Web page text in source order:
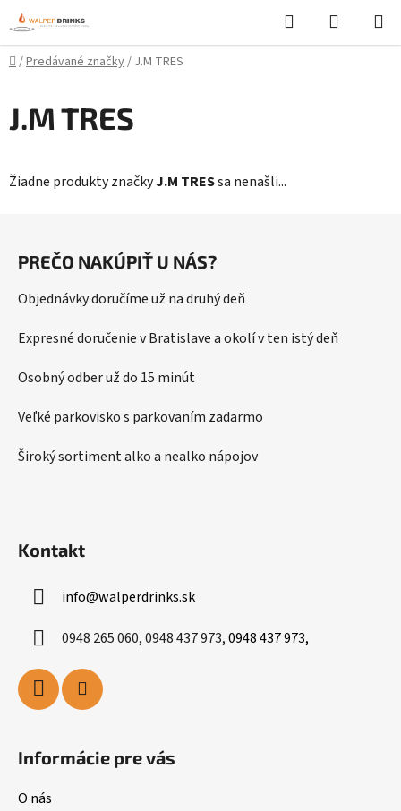
Prejsť
na
obsah
Hľadať
KOŠÍK
Domov
/Predávané značky/ J.M TRES
J.M TRES
Žiadne produkty značkyJ.M TRESsa nenašli...
PREČO NAKÚPIŤ U NÁS?
Objednávky doručíme už na druhý deň
Expresné doručenie v Bratislave a okolí v ten istý deň
Osobný odber už do 15 minút
Veľké parkovisko s parkovaním zadarmo
Široký sortiment alko a nealko nápojov
Kontakt
info@walperdrinks.sk
0948 265 060, 0948 437 973,0948 437 973,
Informácie pre vás
O nás